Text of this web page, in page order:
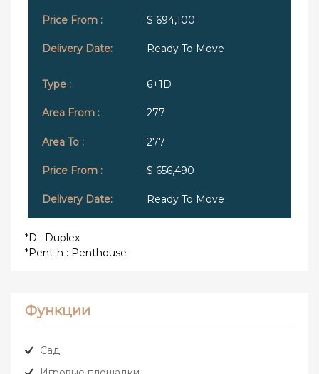
$ 694,100
Ready To Move
6+1D
277
277
$ 656,490
Ready To Move
*D : Duplex
*Pent-h : Penthouse
Функции
Сад